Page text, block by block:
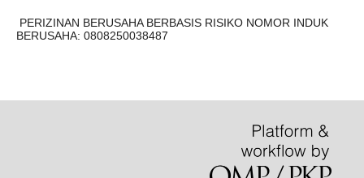
PERIZINAN BERUSAHA BERBASIS RISIKO NOMOR INDUK
BERUSAHA: 0808250038487